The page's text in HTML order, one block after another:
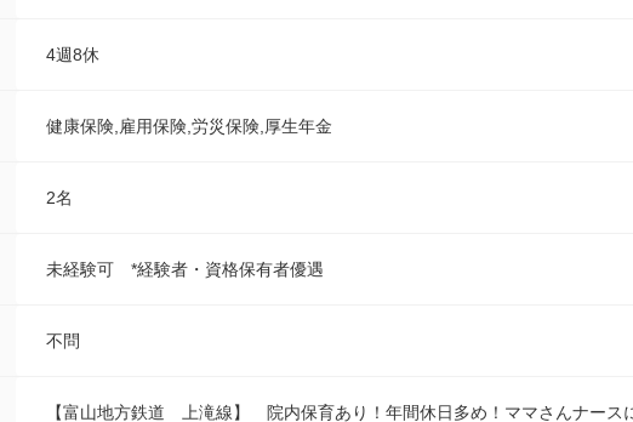
4週8休
健康保険,雇用保険,労災保険,厚生年金
2名
未経験可 *経験者・資格保有者優遇
不問
【富山地方鉄道 上滝線】 院内保育あり！年間休日多め！ママさんナース